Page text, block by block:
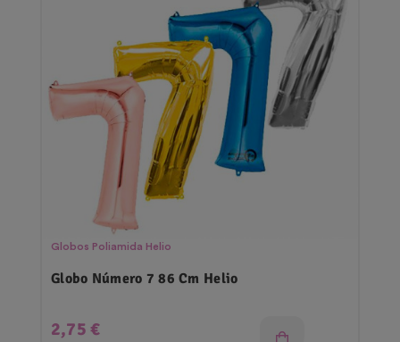
Globos Poliamida Helio
Globo Número 7 86 Cm Helio
Precio
2,75 €